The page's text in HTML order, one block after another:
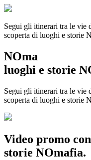
Segui gli itinerari tra le vie
scoperta di luoghi e storie
NOma
luoghi e storie
Segui gli itinerari tra le vie
scoperta di luoghi e storie
Video promo
storie NOmafia.